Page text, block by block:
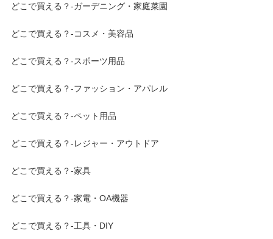
どこで買える？-ガーデニング・家庭菜園
どこで買える？-コスメ・美容品
どこで買える？-スポーツ用品
どこで買える？-ファッション・アパレル
どこで買える？-ペット用品
どこで買える？-レジャー・アウトドア
どこで買える？-家具
どこで買える？-家電・OA機器
どこで買える？-工具・DIY